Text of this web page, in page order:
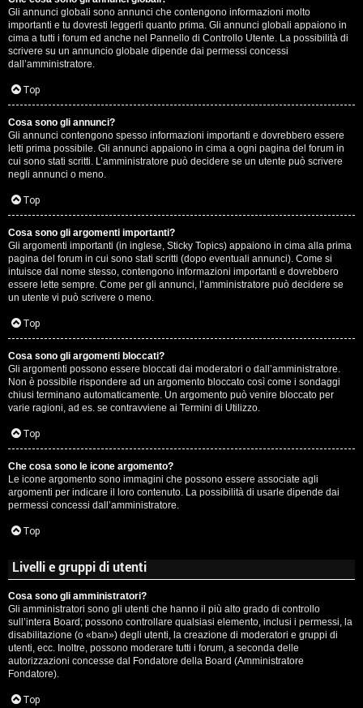
Gli annunci globali sono annunci che contengono informazioni molto
importanti e tu dovresti leggerli quanto prima. Gli annunci globali appaiono in
cima a tutti i forum ed anche nel Pannello di Controllo Utente. La possibilità di
scrivere su un annuncio globale dipende dai permessi concessi
dall’amministratore.
Top
Cosa sono gli annunci?
Gli annunci contengono spesso informazioni importanti e dovrebbero essere
letti prima possibile. Gli annunci appaiono in cima a ogni pagina del forum in
cui sono stati scritti. L’amministratore può decidere se un utente può scrivere
negli annunci o meno.
Top
Cosa sono gli argomenti importanti?
Gli argomenti importanti (in inglese, Sticky Topics) appaiono in cima alla prima
pagina del forum in cui sono stati scritti (dopo eventuali annunci). Come si
intuisce dal nome stesso, contengono informazioni importanti e dovrebbero
essere lette sempre. Come per gli annunci, l’amministratore può decidere se
un utente vi può scrivere o meno.
Top
Cosa sono gli argomenti bloccati?
Gli argomenti possono essere bloccati dai moderatori o dall’amministratore.
Non è possibile rispondere ad un argomento bloccato così come i sondaggi
chiusi terminano automaticamente. Un argomento può venire bloccato per
varie ragioni, ad es. se contravviene ai Termini di Utilizzo.
Top
Che cosa sono le icone argomento?
Le icone argomento sono immagini che possono essere associate agli
argomenti per indicare il loro contenuto. La possibilità di usarle dipende dai
permessi concessi dall’amministratore.
Top
Livelli e gruppi di utenti
Cosa sono gli amministratori?
Gli amministratori sono gli utenti che hanno il più alto grado di controllo
sull’intera Board; possono controllare qualsiasi elemento, inclusi i permessi, la
disabilitazione (o «ban») degli utenti, la creazione di moderatori e gruppi di
utenti, ecc. Inoltre, possono moderare tutti i forum, a seconda delle
autorizzazioni concesse dal Fondatore della Board (Amministratore
Fondatore).
Top
c
i
p
i
a
c
e
e
c
o
s
a
n
o
n
c
i
p
i
a
c
e
P
e
r